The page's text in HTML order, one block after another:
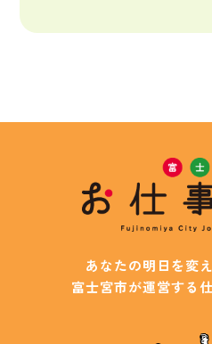
あなたの明日を変
富士宮市が運営する